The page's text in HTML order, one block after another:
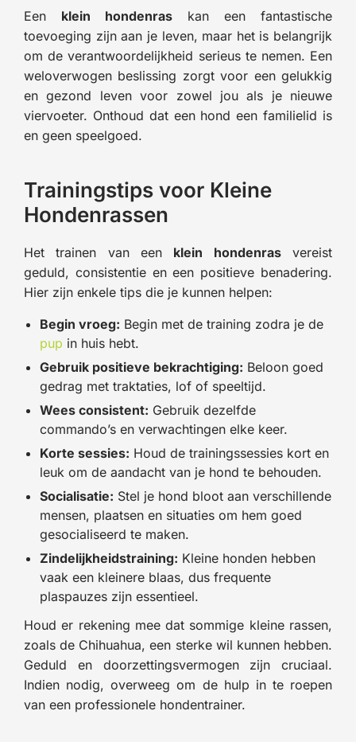
Een klein hondenras kan een fantastische
toevoeging zijn aan je leven, maar het is belangrijk
om de verantwoordelijkheid serieus te nemen. Een
weloverwogen beslissing zorgt voor een gelukkig
en gezond leven voor zowel jou als je nieuwe
viervoeter. Onthoud dat een hond een familielid is
en geen speelgoed.
Trainingstips voor Kleine
Hondenrassen
Het trainen van een klein hondenrasvereist
geduld, consistentie en een positieve benadering.
Hier zijn enkele tips die je kunnen helpen:
Begin vroeg: Begin met de training zodra je de
pup in huis hebt.
Gebruik positieve bekrachtiging: Beloon goed
gedrag met traktaties, lof of speeltijd.
Wees consistent: Gebruik dezelfde
commando’s en verwachtingen elke keer.
Korte sessies: Houd de trainingssessies kort en
leuk om de aandacht van je hond te behouden.
Socialisatie: Stel je hond bloot aan verschillende
mensen, plaatsen en situaties om hem goed
gesocialiseerd te maken.
Zindelijkheidstraining: Kleine honden hebben
vaak een kleinere blaas, dus frequente
plaspauzes zijn essentieel.
Houd er rekening mee dat sommige kleine rassen,
zoals de Chihuahua, een sterke wil kunnen hebben.
Geduld en doorzettingsvermogen zijn cruciaal.
Indien nodig, overweeg om de hulp in te roepen
van een professionele hondentrainer.